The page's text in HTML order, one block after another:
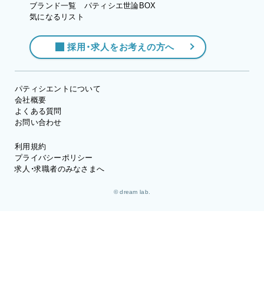
ブランド一覧
気になるリスト
パティシエ世論BOX
採用・求人をお考えの方へ
パティシエントについて
会社概要
よくある質問
お問い合わせ
利用規約
プライバシーポリシー
求人・求職者のみなさまへ
© dream lab.